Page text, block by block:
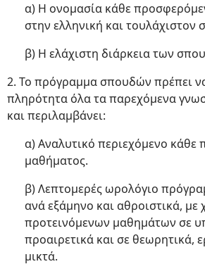
α) Η ονομασία κάθε
στην ελληνική και τουλάχιστον
β) Η ελάχιστη διάρκεια των
2. Το πρόγραμμα σπουδών πρέπει
πληρότητα όλα τα παρεχόμενα
και περιλαμβάνει:
α) Αναλυτικό περιεχόμενο κάθε
μαθήματος.
β) Λεπτομερές ωρολόγιο
ανά εξάμηνο και αθροιστικά,
προτεινόμενων μαθημάτων σε
προαιρετικά και σε θεωρητικά,
μικτά.